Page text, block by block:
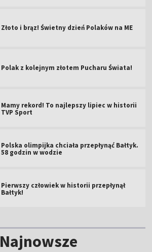
Złoto i brąz! Świetny dzień Polaków na ME
Polak z kolejnym złotem Pucharu Świata!
Mamy rekord! To najlepszy lipiec w historii
TVP Sport
Polska olimpijka chciała przepłynąć Bałtyk.
58 godzin w wodzie
Pierwszy człowiek w historii przepłynął
Bałtyk!
Najnowsze